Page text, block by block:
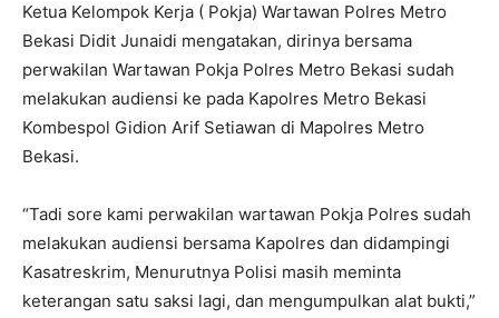
Ketua Kelompok Kerja ( Pokja) Wartawan Polres Metro
Bekasi Didit Junaidi mengatakan, dirinya bersama
perwakilan Wartawan Pokja Polres Metro Bekasi sudah
melakukan audiensi ke pada Kapolres Metro Bekasi
Kombespol Gidion Arif Setiawan di Mapolres Metro
Bekasi.
“Tadi sore kami perwakilan wartawan Pokja Polres sudah
melakukan audiensi bersama Kapolres dan didampingi
Kasatreskrim, Menurutnya Polisi masih meminta
keterangan satu saksi lagi, dan mengumpulkan alat bukti,”